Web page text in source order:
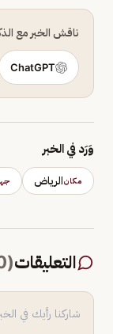
ناقش الخبر مع
ChatGPT
وَرَد في الخبر
مكانالرياض
التعليقات(